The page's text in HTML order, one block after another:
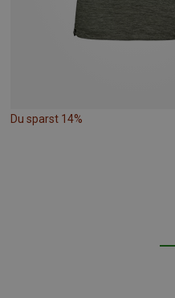
Du sparst 14%